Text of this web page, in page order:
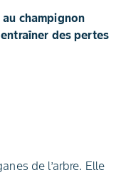
champignon
des pertes
de l’arbre. Elle